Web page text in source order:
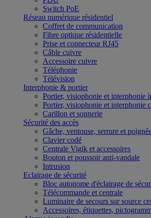
Switch PoE
Réseau numérique résidentiel
Coffret de communication
Fibre optique résidentielle
Prise et connecteur RJ45
Câble cuivre
Accessoire cuivre
Téléphonie
Télévision
Interphonie & portier
Portier, visiophonie et interphonie
Portier, visiophonie et interphonie
Carillon et sonnerie
Sécurité des accès
Gâche, ventouse, serrure et
Clavier codé
Centrale Vigik et accessoires
Bouton et poussoir anti-vandale
Intrusion
Eclairage de sécurité
Bloc autonome d'éclairage de
Télécommande et centrale
Luminaire de secours sur source
Accessoires, étiquettes,